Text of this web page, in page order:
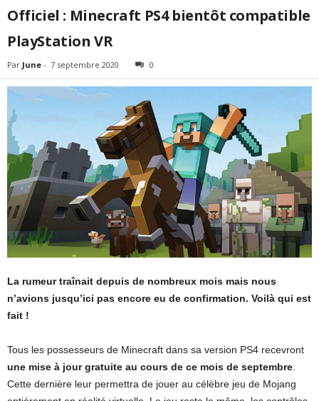
Officiel : Minecraft PS4 bientôt compatible
PlayStation VR
Par June - 7 septembre 2020 0
La rumeur traînait depuis de nombreux mois mais nous
n’avions jusqu’ici pas encore eu de confirmation. Voilà qui est
fait !
Tous les possesseurs de Minecraft dans sa version PS4 recevront
une mise à jour gratuite au cours de ce mois de septembre
Cette dernière leur permettra de jouer au célèbre jeu de Mojang